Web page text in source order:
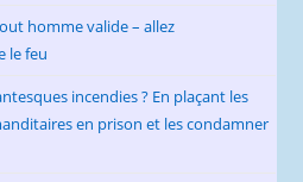
homme valide – allez
le feu
incendies ? En plaçant les
en prison et les condamner